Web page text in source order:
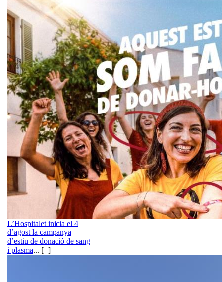
L’Hospitalet inicia el 4
d’agost la campanya
d’estiu de donació de sang
i plasma... [+]